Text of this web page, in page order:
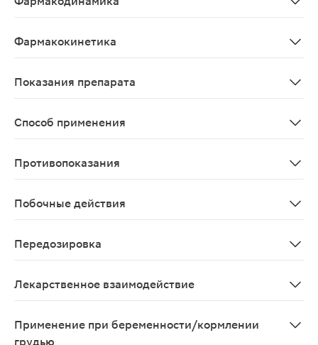
Фармакокинетика
Показания препарата
Способ применения
Противопоказания
Побочные действия
Передозировка
Лекарственное взаимодействие
Применение при беременности/кормлении
грудью